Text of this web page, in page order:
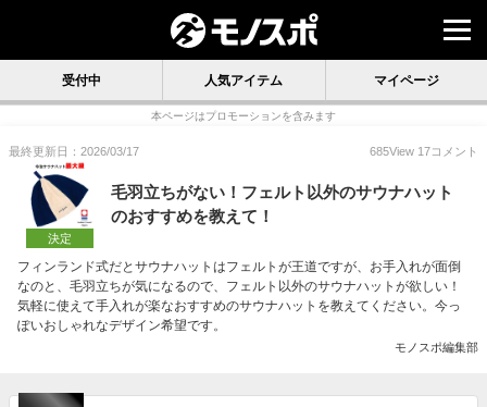
受付中 人気アイテム マイページ
本ページはプロモーションを含みます
最終更新日：2026/03/17 685View 17コメント
決定
毛羽立ちがない！フェルト以外のサウナハット
のおすすめを教えて！
フィンランド式だとサウナハットはフェルトが王道ですが、お手入れが面倒
なのと、毛羽立ちが気になるので、フェルト以外のサウナハットが欲しい！
気軽に使えて手入れが楽なおすすめのサウナハットを教えてください。今っ
ぽいおしゃれなデザイン希望です。
モノスポ編集部